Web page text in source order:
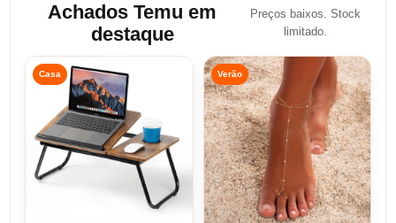
Achados Temu em
destaque
Preços baixos. Stock
limitado.
Casa Verão